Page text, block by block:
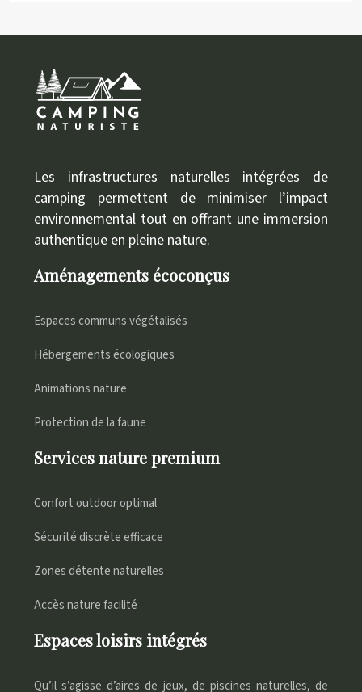
Les infrastructures naturelles intégrées de
camping permettent de minimiser l’impact
environnemental tout en offrant une immersion
authentique en pleine nature.
Aménagements écoconçus
Espaces communs végétalisés
Hébergements écologiques
Animations nature
Protection de la faune
Services nature premium
Confort outdoor optimal
Sécurité discrète efficace
Zones détente naturelles
Accès nature facilité
Espaces loisirs intégrés
Qu’il s’agisse d’aires de jeux, de piscines naturelles, de